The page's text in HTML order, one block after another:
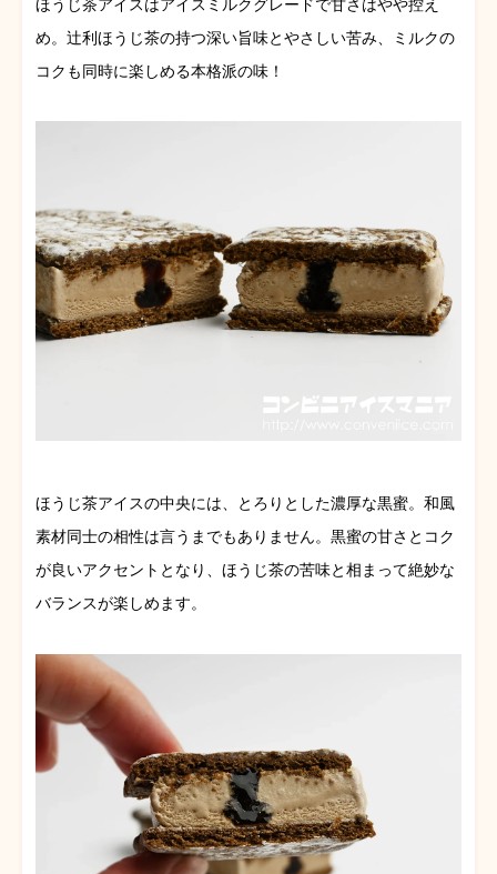
ほうじ茶アイスはアイスミルクグレードで甘さはやや控え
め。辻利ほうじ茶の持つ深い旨味とやさしい苦み、ミルクの
コクも同時に楽しめる本格派の味！
ほうじ茶アイスの中央には、とろりとした濃厚な黒蜜。和風
素材同士の相性は言うまでもありません。黒蜜の甘さとコク
が良いアクセントとなり、ほうじ茶の苦味と相まって絶妙な
バランスが楽しめます。